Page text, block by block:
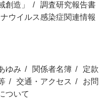
創造」
調査研究報告書
ウイルス感染症関連情報
ゆみ 関係者名簿
定款
交通・アクセス
お問
ついて